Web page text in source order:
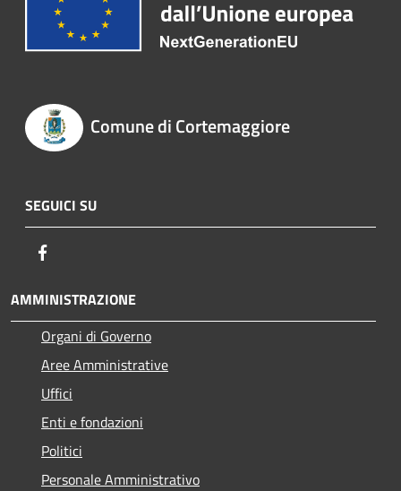
Comune di Cortemaggiore
SEGUICI SU
AMMINISTRAZIONE
Organi di Governo
Aree Amministrative
Uffici
Enti e fondazioni
Politici
Personale Amministrativo